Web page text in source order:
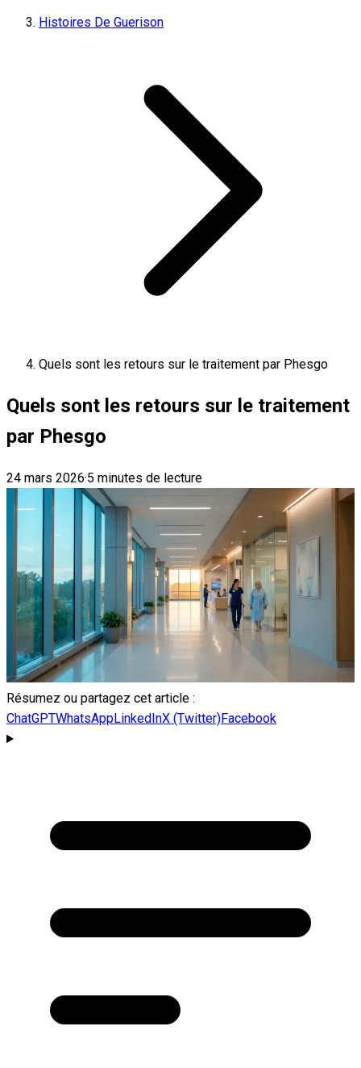
Histoires De Guerison
Quels sont les retours sur le traitement par Phesgo
Quels sont les retours sur le traitement
par Phesgo
24 mars 2026·5 minutes de lecture
Résumez ou partagez cet article :
ChatGPTWhatsAppLinkedInX (Twitter)Facebook